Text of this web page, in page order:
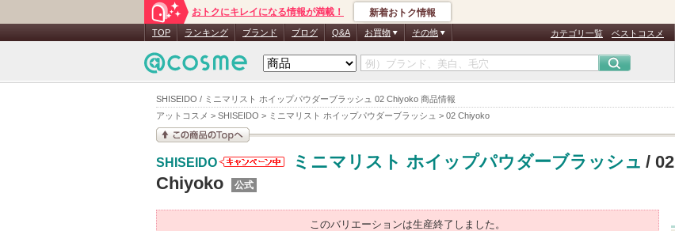
SHISEIDO / ミニマリスト ホイップパウダーブラッシュ 02 Chiyoko 商品情報
アットコスメ > SHISEIDO > ミニマリスト ホイップパウダーブラッシュ > 02 Chiyoko
おトクにキレイになる情報が満載！ 新着おトク情報
TOP ランキング ブランド ブログ Q&A お買物 その他 カテゴリ一覧 ベストコスメ
SHISEIDO
SHISEIDO
からのお知
らせがあり
ミニマリスト ホイップパウダーブラッシュ / 02
Chiyoko
公式
このバリエーションは生産終了しました。